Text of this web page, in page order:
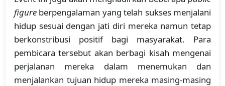
figure berpengalaman yang telah sukses menjalani
hidup sesuai dengan jati diri mereka namun tetap
berkonstribusi positif bagi masyarakat. Para
pembicara tersebut akan berbagi kisah mengenai
perjalanan mereka dalam menemukan dan
menjalankan tujuan hidup mereka masing-masing